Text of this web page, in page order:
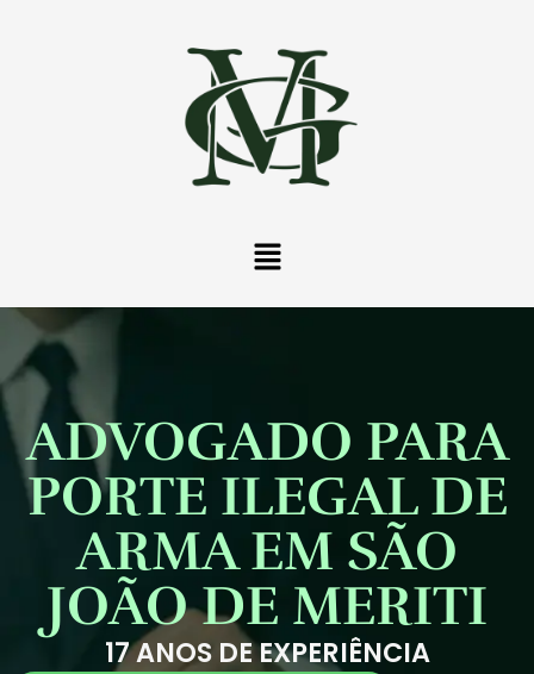
ADVOGADO PARA
PORTE ILEGAL DE
ARMA EM SÃO
JOÃO DE MERITI
17 ANOS DE EXPERIÊNCIA